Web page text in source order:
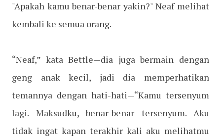
"Apakah kamu benar-benar yakin?" Neaf melihat
kembali ke semua orang.
“Neaf,” kata Bettle—dia juga bermain dengan
geng anak kecil, jadi dia memperhatikan
temannya dengan hati-hati—“Kamu tersenyum
lagi. Maksudku, benar-benar tersenyum. Aku
tidak ingat kapan terakhir kali aku melihatmu